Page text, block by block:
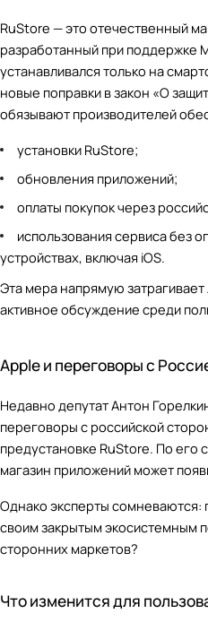
RuStore — это отечественный
разработанный при поддержке
устанавливался только на
новые поправки в закон «О
обязывают производителей
установки RuStore;
обновления приложений;
оплаты покупок через
использования сервиса без
устройствах, включая iOS.
Эта мера напрямую
активное обсуждение среди
Apple и переговоры с
Недавно депутат Антон
переговоры с российской
предустановке RuStore. По его
магазин приложений может
Однако эксперты сомневаются:
своим закрытым экосистемным
сторонних маркетов?
Что изменится для